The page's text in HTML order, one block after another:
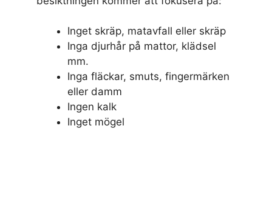
Inget skräp, matavfall eller skräp
Inga djurhår på mattor, klädsel
mm.
Inga fläckar, smuts, fingermärken
eller damm
Ingen kalk
Inget mögel